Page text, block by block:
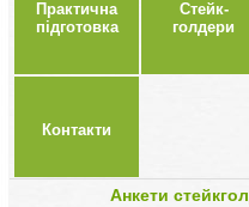
Практична
підготовка
Стейк-
голдери
Контакти
Анкети